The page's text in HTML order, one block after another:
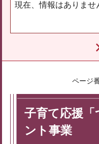
現在、情報はありませ
ページ
子育て応援
ント事業